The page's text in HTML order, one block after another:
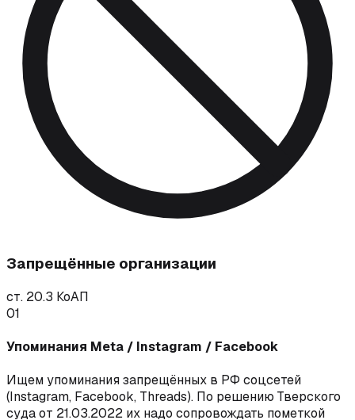
Запрещённые организации
ст. 20.3 КоАП
01
Упоминания Meta / Instagram / Facebook
Ищем упоминания запрещённых в РФ соцсетей
(Instagram, Facebook, Threads). По решению Тверского
суда от 21.03.2022 их надо сопровождать пометкой